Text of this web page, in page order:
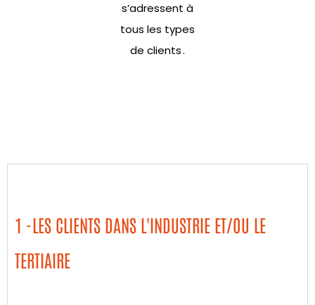
s’adressent à
tous les types
de clients .
1 -LES CLIENTS DANS L'INDUSTRIE ET/OU LE
TERTIAIRE